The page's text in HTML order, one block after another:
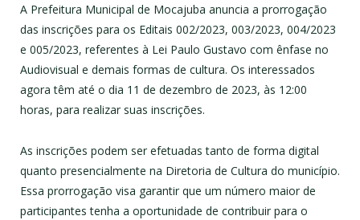
A Prefeitura Municipal de Mocajuba anuncia a prorrogação
das inscrições para os Editais 002/2023, 003/2023, 004/2023
e 005/2023, referentes à Lei Paulo Gustavo com ênfase no
Audiovisual e demais formas de cultura. Os interessados
agora têm até o dia 11 de dezembro de 2023, às 12:00
horas, para realizar suas inscrições.
As inscrições podem ser efetuadas tanto de forma digital
quanto presencialmente na Diretoria de Cultura do município.
Essa prorrogação visa garantir que um número maior de
participantes tenha a oportunidade de contribuir para o